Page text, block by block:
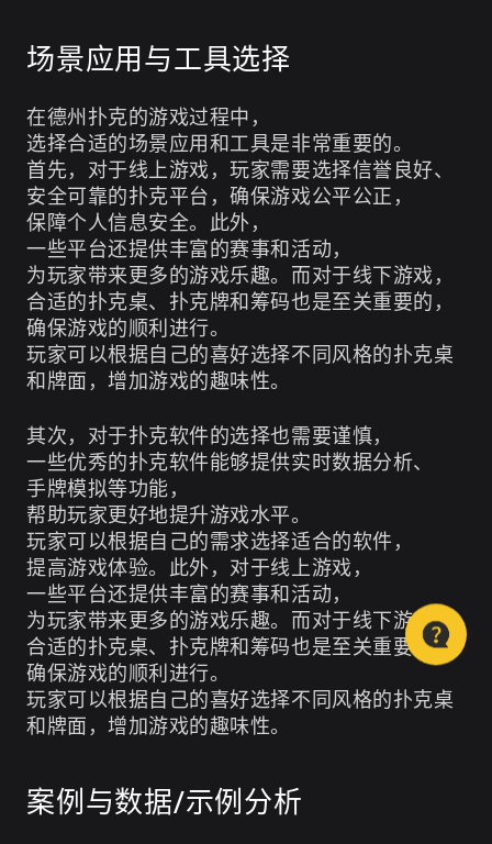
场景应用与工具选择
在德州扑克的游戏过程中，
选择合适的场景应用和工具是非常重要的。
首先，对于线上游戏，玩家需要选择信誉良好、
安全可靠的扑克平台，确保游戏公平公正，
保障个人信息安全。此外，
一些平台还提供丰富的赛事和活动，
为玩家带来更多的游戏乐趣。而对于线下游戏，
合适的扑克桌、扑克牌和筹码也是至关重要的，
确保游戏的顺利进行。
玩家可以根据自己的喜好选择不同风格的扑克桌
和牌面，增加游戏的趣味性。
其次，对于扑克软件的选择也需要谨慎，
一些优秀的扑克软件能够提供实时数据分析、
手牌模拟等功能，
帮助玩家更好地提升游戏水平。
玩家可以根据自己的需求选择适合的软件，
提高游戏体验。此外，对于线上游戏，
一些平台还提供丰富的赛事和活动，
为玩家带来更多的游戏乐趣。而对于线下游戏，
合适的扑克桌、扑克牌和筹码也是至关重要的，
确保游戏的顺利进行。
玩家可以根据自己的喜好选择不同风格的扑克桌
和牌面，增加游戏的趣味性。
案例与数据/示例分析